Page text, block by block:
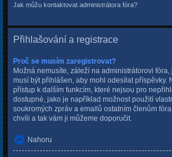
Jak můžu kontaktovat administrátora fóra?
Přihlašování a registrace
Proč se musím zaregistrovat?
Možná nemusíte, záleží na administrátorovi
musí být přihlášen, aby mohl odesílat příspěvky.
přístup k dalším funkcím, které nejsou pro
dostupné, jako je například možnost použití
soukromých zpráv a emailů ostatním členům
chvíli a tak vám ji můžeme doporučit.
Nahoru